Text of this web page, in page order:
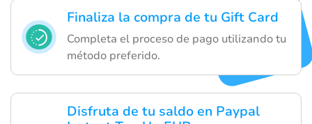
Finaliza la compra de tu Gift Card
Completa el proceso de pago utilizando tu
método preferido.
Disfruta de tu saldo en Paypal